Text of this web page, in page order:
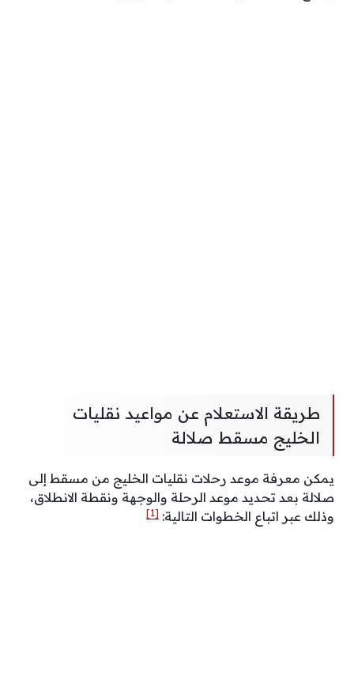
طريقة الاستعلام عن مواعيد نقليات
الخليج مسقط صلالة
يمكن معرفة موعد رحلات نقليات الخليج من مسقط إلى
صلالة بعد تحديد موعد الرحلة والوجهة ونقطة الانطلاق،
وذلك عبر اتباع الخطوات التالية: [1]